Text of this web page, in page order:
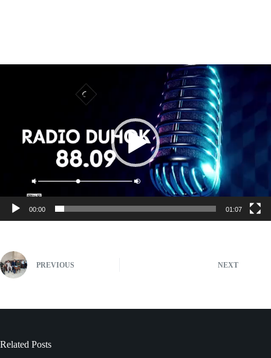
00:00 01:07
PREVIOUS NEXT
Related Posts